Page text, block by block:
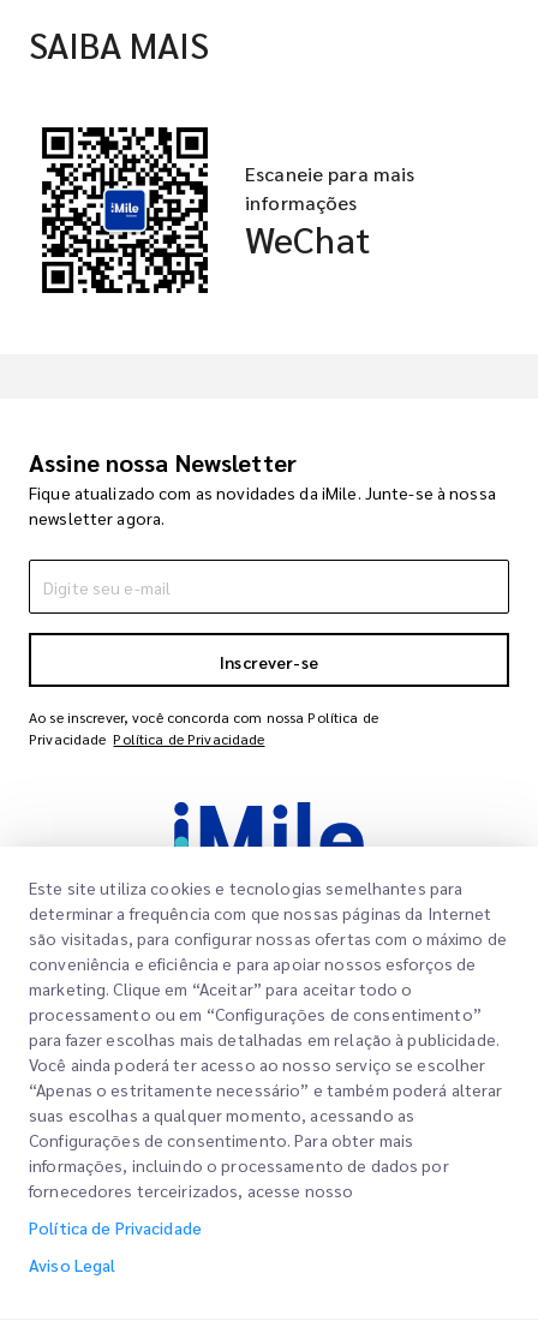
SAIBA MAIS
Escaneie para mais
informações
WeChat
Assine nossa Newsletter
Fique atualizado com as novidades da iMile. Junte-se à nossa
newsletter agora.
Inscrever-se
Ao se inscrever, você concorda com nossa Política de
Privacidade Política de Privacidade
Links Rápidos
Localizações dos Escritórios
Solicitar um Orçamento
Login do Cliente
Cadastre-se
Rastreie seu Pedido
Corporativo
Sobre Nós
Carreiras
BLOG
ESG
Parceiro de Serviço de Canal (CSP)
Nossos Serviços
Express customs clearance
Este site utiliza cookies e tecnologias semelhantes para
determinar a frequência com que nossas páginas da Internet
são visitadas, para configurar nossas ofertas com o máximo de
conveniência e eficiência e para apoiar nossos esforços de
marketing. Clique em “Aceitar” para aceitar todo o
processamento ou em “Configurações de consentimento”
para fazer escolhas mais detalhadas em relação à publicidade.
Você ainda poderá ter acesso ao nosso serviço se escolher
“Apenas o estritamente necessário” e também poderá alterar
suas escolhas a qualquer momento, acessando as
Configurações de consentimento. Para obter mais
informações, incluindo o processamento de dados por
fornecedores terceirizados, acesse nosso
Política de Privacidade
Aviso Legal